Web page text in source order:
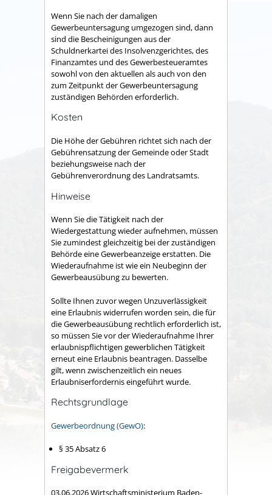
Wenn Sie nach der damaligen
Gewerbeuntersagung umgezogen sind, dann
sind die Bescheinigungen aus der
Schuldnerkartei des Insolvenzgerichtes, des
Finanzamtes und des Gewerbesteueramtes
sowohl von den aktuellen als auch von den
zum Zeitpunkt der Gewerbeuntersagung
zuständigen Behörden erforderlich.
Kosten
Die Höhe der Gebühren richtet sich nach der
Gebührensatzung der Gemeinde oder Stadt
beziehungsweise nach der
Gebührenverordnung des Landratsamts.
Hinweise
Wenn Sie die Tätigkeit nach der
Wiedergestattung wieder aufnehmen, müssen
Sie zumindest gleichzeitig bei der zuständigen
Behörde eine Gewerbeanzeige erstatten. Die
Wiederaufnahme ist wie ein Neubeginn der
Gewerbeausübung zu bewerten.
Sollte Ihnen zuvor wegen Unzuverlässigkeit
eine Erlaubnis widerrufen worden sein, die für
die Gewerbeausübung rechtlich erforderlich ist,
so müssen Sie vor der Wiederaufnahme Ihrer
erlaubnispflichtigen gewerblichen Tätigkeit
erneut eine Erlaubnis beantragen. Dasselbe
gilt, wenn zwischenzeitlich ein neues
Erlaubniserfordernis eingeführt wurde.
Rechtsgrundlage
Gewerbeordnung (GewO):
§ 35 Absatz 6
Freigabevermerk